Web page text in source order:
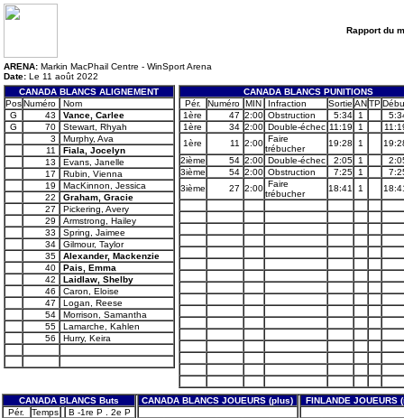
Rapport du
ARENA: Markin MacPhail Centre - WinSport Arena
Date: Le 11 août 2022
CANADA BLANCS ALIGNEMENT
PosNuméro
Nom
G
43
Vance, Carlee
G
70
Stewart, Rhyah
3
Murphy, Ava
11
Fiala, Jocelyn
13
Evans, Janelle
17
Rubin, Vienna
19
MacKinnon, Jessica
22
Graham, Gracie
27
Pickering, Avery
29
Armstrong, Hailey
33
Spring, Jaimee
34
Gilmour, Taylor
35
Alexander, Mackenzie
40
Pais, Emma
42
Laidlaw, Shelby
46
Caron, Eloise
47
Logan, Reese
54
Morrison, Samantha
55
Lamarche, Kahlen
56
Hurry, Keira
CANADA BLANCS PUNITIONS
Pér.
Numéro MIN Infraction Sortie ANTP
1ère
47 2:00 Obstruction 5:34 1
1ère
34 2:00 Double-échec 11:19 1
1ère
11 2:00 Faire
trébucher
19:28 1
2ième
54 2:00 Double-échec 2:05 1
3ième
54 2:00 Obstruction 7:25 1
3ième
27 2:00 Faire
trébucher
18:41 1
CANADA BLANCS Buts CANADA BLANCS JOUEURS (plus)
FINLANDE JOUEURS
Pér.
Temps
B -1re P . 2e P